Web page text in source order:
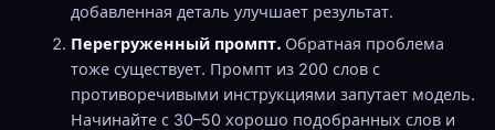
добавленная деталь улучшает результат.
Перегруженный промпт. Обратная проблема
тоже существует. Промпт из 200 слов с
противоречивыми инструкциями запутает модель.
Начинайте с 30–50 хорошо подобранных слов и